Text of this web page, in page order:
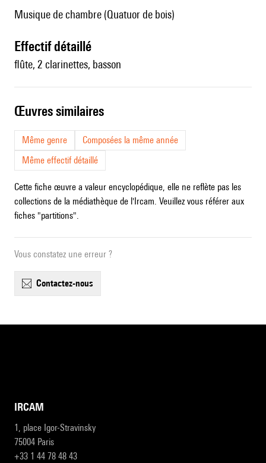
Musique de chambre (Quatuor de bois)
effectif détaillé
flûte, 2 clarinettes, basson
œuvres similaires
Même genre
Composées la même année
Même effectif détaillé
Cette fiche œuvre a valeur encyclopédique, elle ne reflète pas les
collections de la médiathèque de l'Ircam. Veuillez vous référer aux
fiches "partitions".
Vous constatez une erreur ?
contactez-nous
IRCAM
1, place Igor-Stravinsky
75004 Paris
+33 1 44 78 48 43